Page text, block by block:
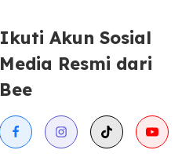
Ikuti Akun Sosial
Media Resmi dari
Bee